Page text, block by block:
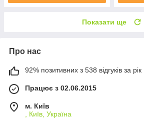
Показати ще
Про нас
92% позитивних з 538 відгуків за рік
Працює з 02.06.2015
м. Київ
, Київ, Україна